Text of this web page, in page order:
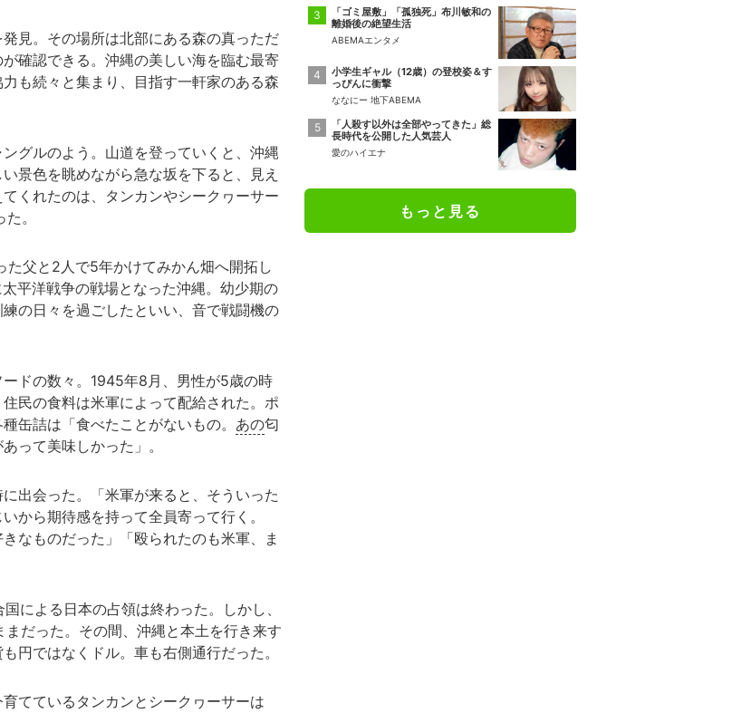
見。その場所は北部にある森の真っただ
確認できる。沖縄の美しい海を臨む最寄
も続々と集まり、目指す一軒家のある森
グルのよう。山道を登っていくと、沖縄
景色を眺めながら急な坂を下ると、見え
くれたのは、タンカンやシークヮーサー
。
父と2人で5年かけてみかん畑へ開拓し
平洋戦争の戦場となった沖縄。幼少期の
の日々を過ごしたといい、音で戦闘機の
ドの数々。1945年8月、男性が5歳の時
民の食料は米軍によって配給された。ポ
缶詰は「食べたことがないもの。 あの匂
って美味しかった」。
出会った。「米軍が来ると、そういった
から期待感を持って全員寄って行く。
なものだった」「殴られたのも米軍、ま
による日本の占領は終わった。しかし、
だった。その間、沖縄と本土を行き来す
円ではなくドル。車も右側通行だった。
てているタンカンとシークヮーサーは
「ゴミ屋敷」「孤独死」布川敏和の
離婚後の絶望生活
ABEMAエンタメ
小学生ギャル（12歳）の登校姿＆す
っぴんに衝撃
ななにー 地下ABEMA
「人殺す以外は全部やってきた」総
長時代を公開した人気芸人
愛のハイエナ
もっと見る